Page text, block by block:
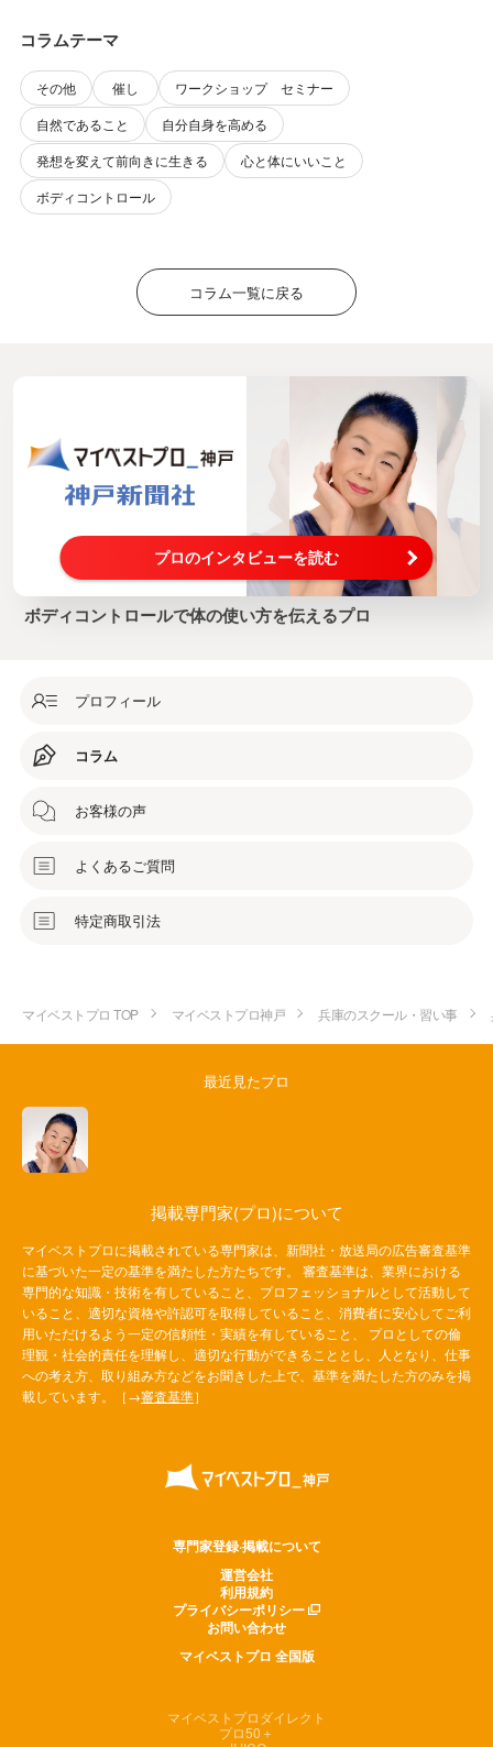
コラムテーマ
その他 催し
ワークショップ セミナー
自然であること
自分自身を高める
発想を変えて前向きに生きる
心と体にいいこと
ボディコントロール
コラム一覧に戻る
プロのインタビューを読む
ボディコントロールで体の使い方を伝えるプロ
プロフィール
コラム
お客様の声
よくあるご質問
特定商取引法
マイベストプロ TOP マイベストプロ神戸 兵庫のスクール・習い事
最近見たプロ
掲載専門家(プロ)について
マイベストプロに掲載されている専門家は、新聞社・放送局の広告審査基準
に基づいた一定の基準を満たした方たちです。 審査基準は、業界における
専門的な知識・技術を有していること、プロフェッショナルとして活動して
いること、適切な資格や許認可を取得していること、消費者に安心してご利
用いただけるよう一定の信頼性・実績を有していること、 プロとしての倫
理観・社会的責任を理解し、適切な行動ができることとし、人となり、仕事
への考え方、取り組み方などをお聞きした上で、基準を満たした方のみを掲
載しています。［→審査基準］
専門家登録·掲載について
運営会社
利用規約
プライバシーポリシー
お問い合わせ
マイベストプロ 全国版
マイベストプロダイレクト
プロ50＋